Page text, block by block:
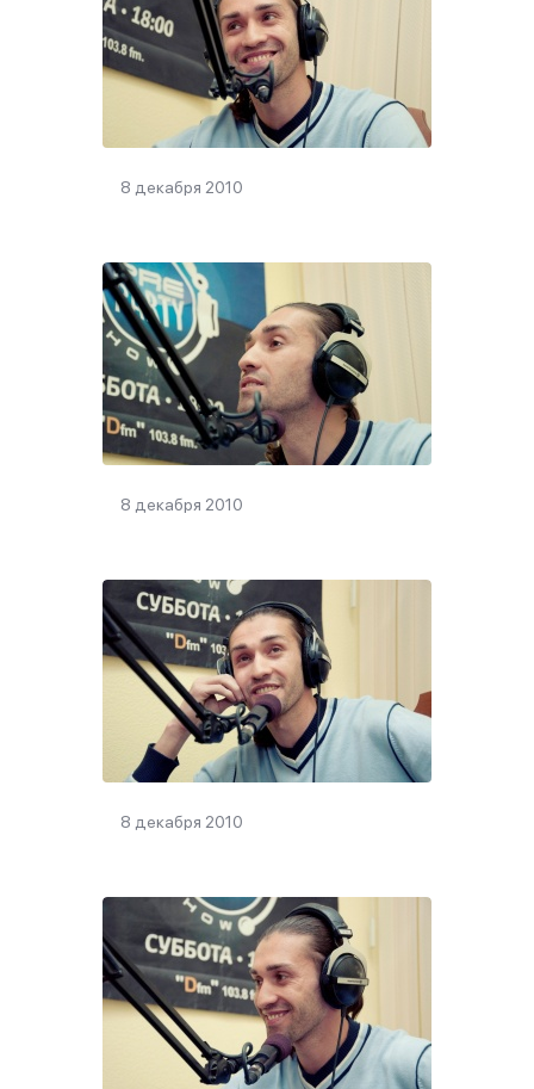
8 декабря 2010
8 декабря 2010
8 декабря 2010